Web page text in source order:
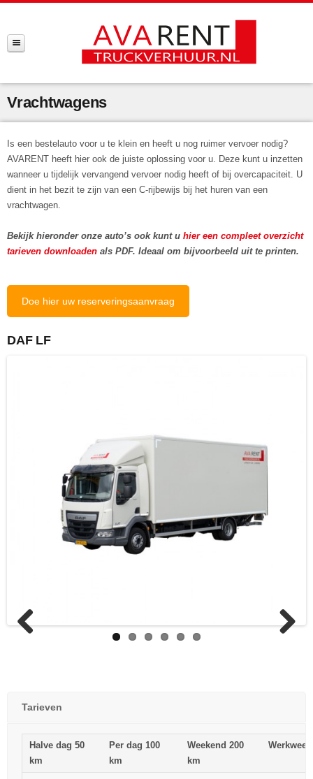
Vrachtwagens
Is een bestelauto voor u te klein en heeft u nog ruimer vervoer nodig?
AVARENT heeft hier ook de juiste oplossing voor u. Deze kunt u inzetten
wanneer u tijdelijk vervangend vervoer nodig heeft of bij overcapaciteit. U
dient in het bezit te zijn van een C-rijbewijs bij het huren van een
vrachtwagen.
Bekijk hieronder onze auto’s ook kunt u hier een compleet overzicht
tarieven downloaden als PDF. Ideaal om bijvoorbeeld uit te printen.
Doe hier uw reserveringsaanvraag
DAF LF
Tarieven
Halve dag 50
km
Per dag 100
km
Weekend 200
km